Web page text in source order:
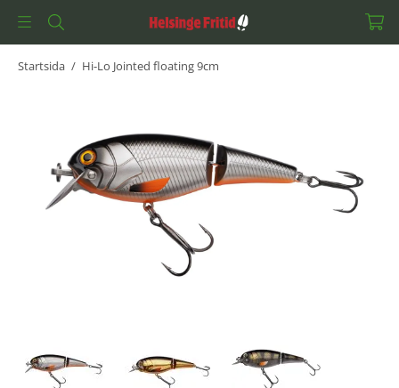
Startsida / Hi-Lo Jointed floating 9cm